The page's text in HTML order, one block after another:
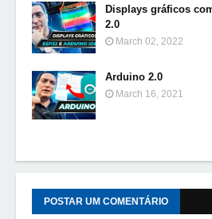
Displays gráficos
2.0
March 02, 2022
Arduino 2.0
March 16, 2021
POSTAR UM COMENTÁRIO